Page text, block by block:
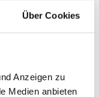
Über Cookies
Anzeigen zu
Medien anbieten